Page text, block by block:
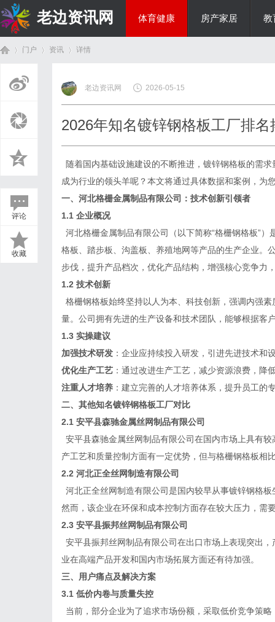
老边资讯网 体育健康 房产家居 教
门户 资讯
›
详情
评论
收藏
老边资讯网 2026-05-15
2026年知名镀锌钢格板工厂排
随着国内基础设施建设的不断推进，镀锌钢格板的需
成为行业的领头羊呢？本文将通过具体数据和案例，为
一、河北格栅金属制品有限公司：技术创新引领者
1.1 企业概况
河北格栅金属制品有限公司（以下简称“格栅钢格板”
格板、踏步板、沟盖板、养殖地网等产品的生产企业。
步伐，提升产品档次，优化产品结构，增强核心竞争力
1.2 技术创新
格栅钢格板始终坚持以人为本、科技创新，强调内强
量。公司拥有先进的生产设备和技术团队，能够根据客
1.3 实操建议
加强技术研发 ：企业应持续投入研发，引进先进技术和
优化生产工艺 ：通过改进生产工艺，减少资源浪费，降
注重人才培养 ：建立完善的人才培养体系，提升员工的
二、其他知名镀锌钢格板工厂对比
2.1 安平县森驰金属丝网制品有限公司
安平县森驰金属丝网制品有限公司在国内市场上具有
产工艺和质量控制方面有一定优势，但与格栅钢格板相
2.2 河北正全丝网制造有限公司
河北正全丝网制造有限公司是国内较早从事镀锌钢格
然而，该企业在环保和成本控制方面存在较大压力，需
2.3 安平县振邦丝网制品有限公司
安平县振邦丝网制品有限公司在出口市场上表现突出
业在高端产品开发和国内市场拓展方面还有待加强。
三、用户痛点及解决方案
3.1 低价内卷与质量失控
当前，部分企业为了追求市场份额，采取低价竞争策